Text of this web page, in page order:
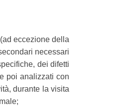
eccezione della
necessari
dei difetti
poi analizzati con
durante la visita